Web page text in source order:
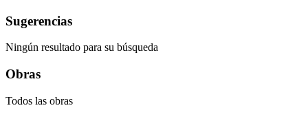
Sugerencias
Ningún resultado para su búsqueda
Obras
Todos las obras